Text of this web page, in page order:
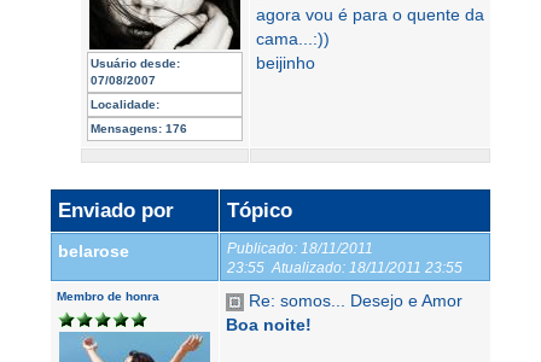
Usuário desde:
07/08/2007
Localidade:
Mensagens: 176
agora vou é para o quente da
cama...:))
beijinho
Enviado por Tópico
belarose Publicado: 18/11/2011
23:55 Atualizado: 18/11/2011 23:55
Membro de honra
Re: somos... Desejo e Amor
Boa noite!